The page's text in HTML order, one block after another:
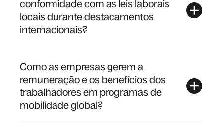
conformidade com as leis laborais
locais durante destacamentos
internacionais?
Como as empresas gerem a
remuneração e os benefícios dos
trabalhadores em programas de
mobilidade global?